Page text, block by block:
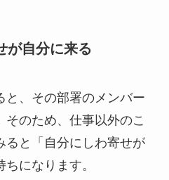
が自分に来る
と、その部署のメンバー
のため、仕事以外のこ
ると「自分にしわ寄せが
になります。